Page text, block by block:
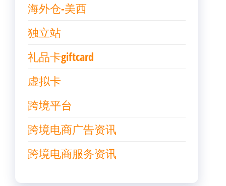
海外仓-美西
独立站
礼品卡giftcard
虚拟卡
跨境平台
跨境电商广告资讯
跨境电商服务资讯